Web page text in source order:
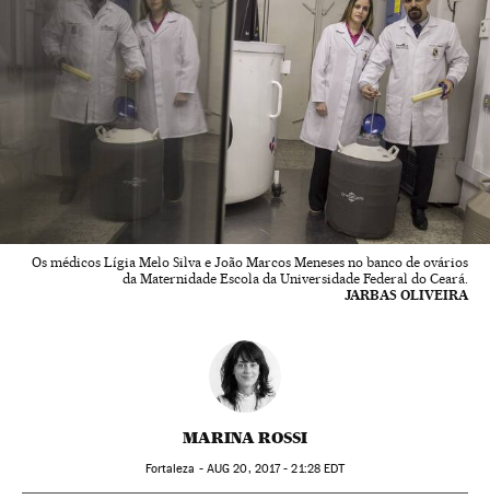
Os médicos Lígia Melo Silva e João Marcos Meneses no banco de ovários
da Maternidade Escola da Universidade Federal do Ceará.
JARBAS OLIVEIRA
MARINA ROSSI
Fortaleza - AUG 20, 2017 - 21:28EDT